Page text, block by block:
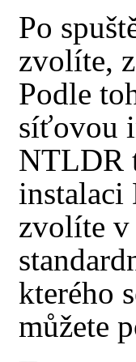
Po
zvolíte,
Podle
síťovou
NTLDR
instalaci
zvolíte v
kterého
můžete